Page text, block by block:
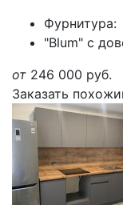
Фурнитура:
"Blum" с
от 246 000 руб.
Заказать